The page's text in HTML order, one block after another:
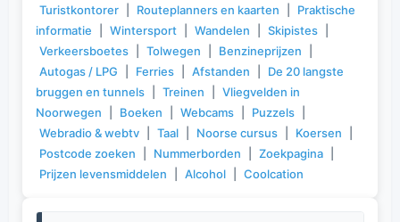
Turistkontorer
Routeplanners en kaarten
Praktische
informatie
Wintersport Wandelen Skipistes
Verkeersboetes
Tolwegen Benzineprijzen
Autogas / LPG
Ferries Afstanden
De 20 langste
bruggen en tunnels
Treinen
Vliegvelden in
Noorwegen
Boeken Webcams Puzzels
Webradio & webtv
Taal Noorse cursus Koersen
Postcode zoeken
Nummerborden Zoekpagina
Prijzen levensmiddelen
Alcohol Coolcation